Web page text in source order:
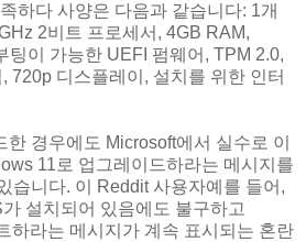
하다 사양은 다음과 같습니다: 1개
2비트 프로세서, 4GB RAM,
팅이 가능한 UEFI 펌웨어, TPM 2.0,
720p 디스플레이, 설치를 위한 인터
경우에도 Microsoft에서 실수로 이
11로 업그레이드하라는 메시지를
습니다. 이 Reddit 사용자예를 들어,
설치되어 있음에도 불구하고
하라는 메시지가 계속 표시되는 혼란